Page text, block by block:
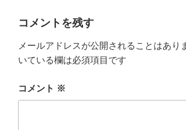
k
コメントを残す
メールアドレスが公開されることはあり
いている欄は必須項目です
コメント ※